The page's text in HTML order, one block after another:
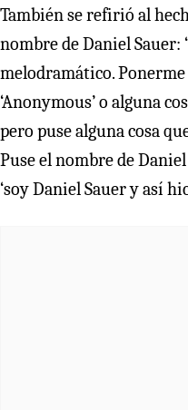
También se refirió al
nombre de Daniel Sauer:
melodramático.
‘Anonymous’ o alguna
pero puse alguna cosa
Puse el nombre de
‘soy Daniel Sauer y así